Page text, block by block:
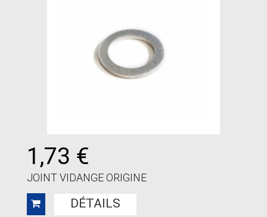
1,73 €
JOINT VIDANGE ORIGINE
DÉTAILS